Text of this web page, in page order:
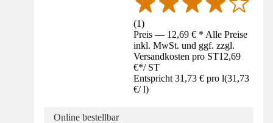
(1)
Preis — 12,69 € * Alle Preise
inkl. MwSt. und ggf. zzgl.
Versandkosten pro ST12,69
€*/ ST
Entspricht 31,73 € pro l(31,73
€/ l)
Online bestellbar